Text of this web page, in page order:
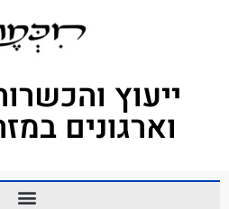
ייעוץ
וארגונים